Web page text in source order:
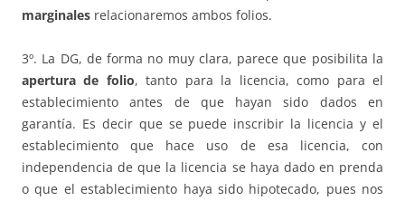
marginales relacionaremos ambos folios.
3º. La DG, de forma no muy clara, parece que posibilita la
apertura de folio, tanto para la licencia, como para el
establecimiento antes de que hayan sido dados en
garantía. Es decir que se puede inscribir la licencia y el
establecimiento que hace uso de esa licencia, con
independencia de que la licencia se haya dado en prenda
o que el establecimiento haya sido hipotecado, pues nos